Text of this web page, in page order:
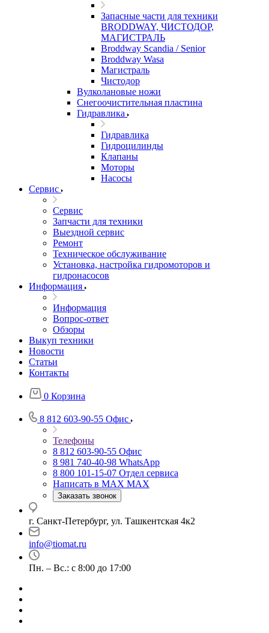
Запасные части для техники
BRODDWAY, ЧИСТОДОР,
МАГИСТРАЛЬ
Broddway Scandia / Senior
Broddway Wasa
Магистраль
Чистодор
Вулколановые ножи
Снегоочистительная пластина
Гидравлика
Гидравлика
Гидроцилинды
Клапаны
Моторы
Насосы
Сервис
Сервис
Запчасти для техники
Выездной сервис
Ремонт
Техническое обслуживание
Установка, настройка гидромоторов и
гидронасосов
Информация
Информация
Вопрос-ответ
Обзоры
Выкуп техники
Новости
Статьи
Контакты
0 Корзина
8 812 603-90-55 Офис
Телефоны
8 812 603-90-55 Офис
8 981 740-40-98 WhatsApp
8 800 101-15-07 Отдел сервиса
Написать в MAX MAX
Заказать звонок
г. Санкт-Петербург, ул. Ташкентская 4к2
info@tiomat.ru
Пн. – Вс.: с 8:00 до 17:00